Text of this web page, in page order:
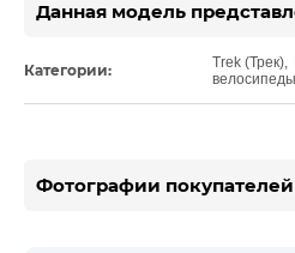
Данная модель
Категории: Trek (Трек)
велосипеды
Фотографии покупателей